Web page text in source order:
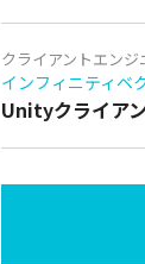
クライアントエン
インフィニティベ
Unityクライア